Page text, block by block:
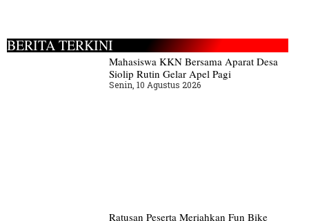
BERITA TERKINI
Mahasiswa KKN Bersama Aparat Desa
Siolip Rutin Gelar Apel Pagi
Senin, 10 Agustus 2026
Ratusan Peserta Meriahkan Fun Bike